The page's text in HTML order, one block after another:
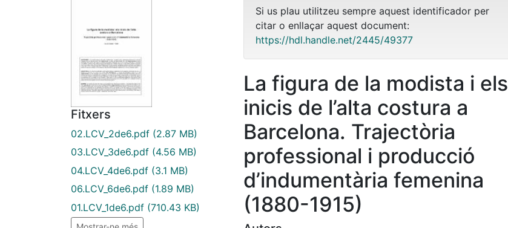
Fitxers
02.LCV_2de6.pdf (2.87 MB)
03.LCV_3de6.pdf (4.56 MB)
04.LCV_4de6.pdf (3.1 MB)
06.LCV_6de6.pdf (1.89 MB)
01.LCV_1de6.pdf (710.43 KB)
Si us plau utilitzeu sempre aquest identificador per
citar o enllaçar aquest document:
https://hdl.handle.net/2445/49377
La figura de la modista i els
inicis de l’alta costura a
Barcelona. Trajectòria
professional i producció
d’indumentària femenina
(1880-1915)